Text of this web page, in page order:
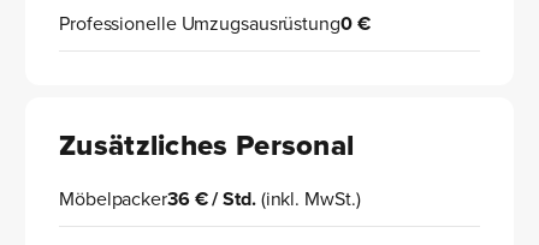
Professionelle Umzugsausrüstung0 €
Zusätzliches Personal
Möbelpacker36 € / Std.(inkl. MwSt.)